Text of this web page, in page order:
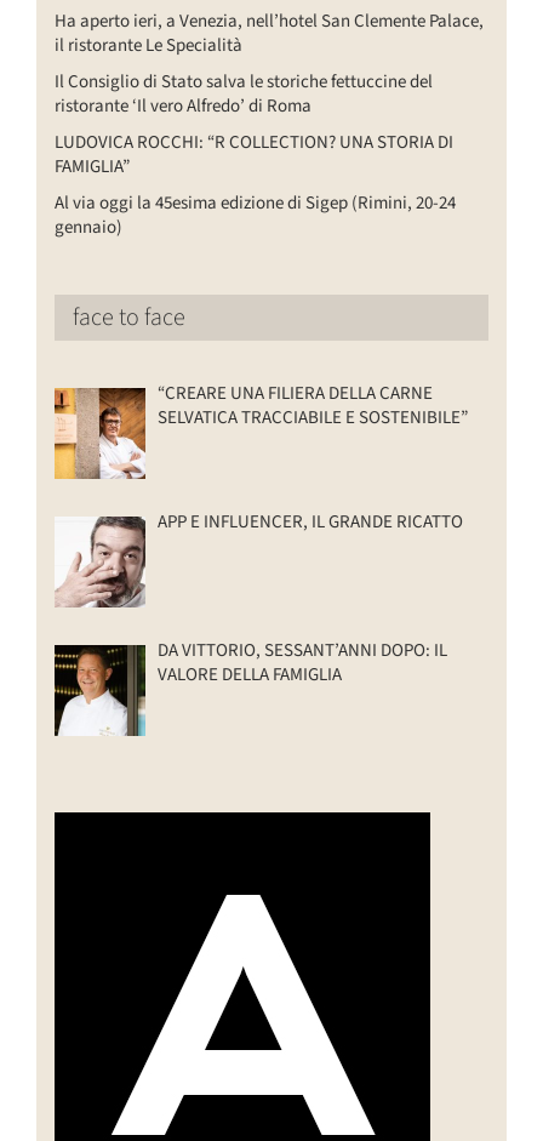
Ha aperto ieri, a Venezia, nell’hotel San Clemente Palace,
il ristorante Le Specialità
Il Consiglio di Stato salva le storiche fettuccine del
ristorante ‘Il vero Alfredo’ di Roma
LUDOVICA ROCCHI: “R COLLECTION? UNA STORIA DI
FAMIGLIA”
Al via oggi la 45esima edizione di Sigep (Rimini, 20-24
gennaio)
face to face
“CREARE UNA FILIERA DELLA CARNE
SELVATICA TRACCIABILE E SOSTENIBILE”
APP E INFLUENCER, IL GRANDE RICATTO
DA VITTORIO, SESSANT’ANNI DOPO: IL
VALORE DELLA FAMIGLIA